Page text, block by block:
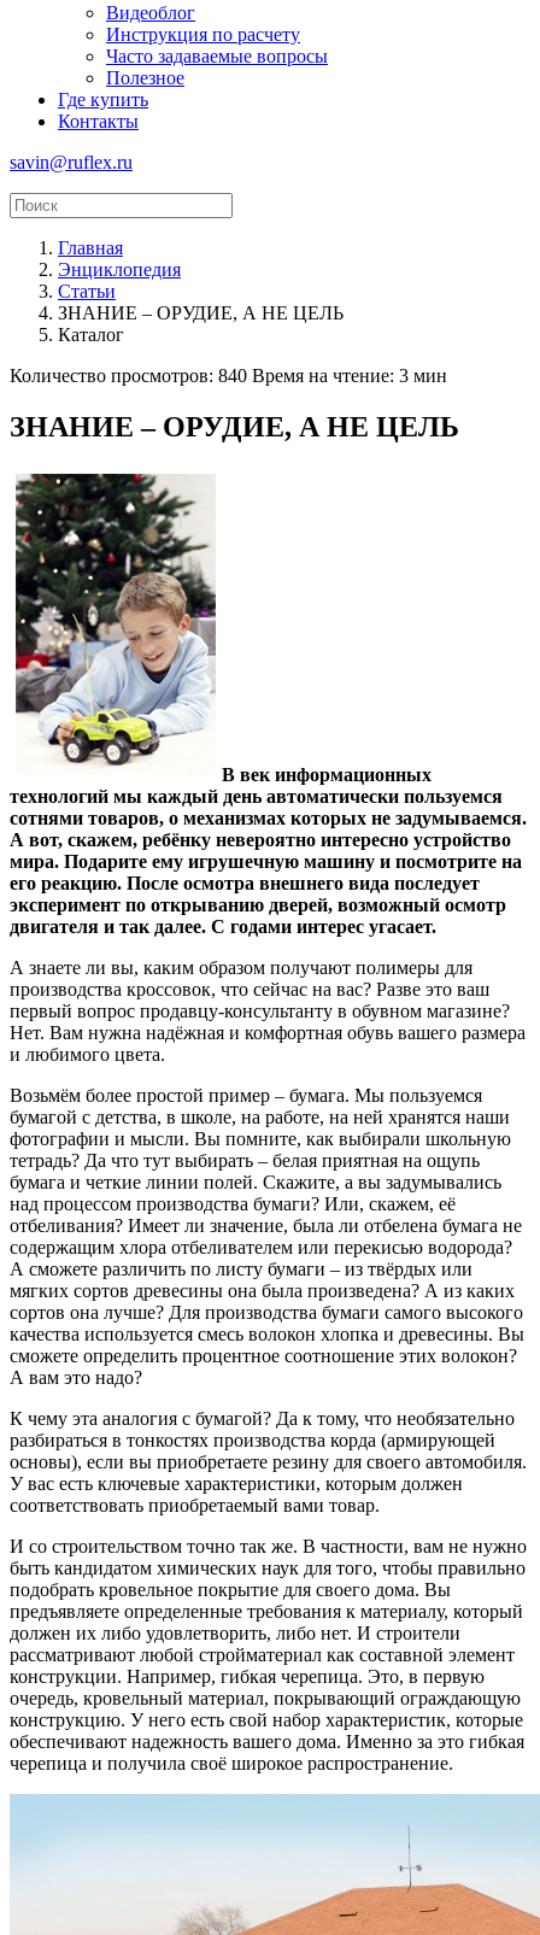
Видеоблог
Инструкция по расчету
Часто задаваемые вопросы
Полезное
Где купить
Контакты
savin@ruflex.ru
Главная
Энциклопедия
Статьи
ЗНАНИЕ – ОРУДИЕ, А НЕ ЦЕЛЬ
Каталог
Количество просмотров: 840 Время на чтение: 3 мин
ЗНАНИЕ – ОРУДИЕ, А НЕ ЦЕЛЬ
В век информационных
технологий мы каждый день автоматически пользуемся
сотнями товаров, о механизмах которых не задумываемся.
А вот, скажем, ребёнку невероятно интересно устройство
мира. Подарите ему игрушечную машину и посмотрите на
его реакцию. После осмотра внешнего вида последует
эксперимент по открыванию дверей, возможный осмотр
двигателя и так далее. С годами интерес угасает.
А знаете ли вы, каким образом получают полимеры для
производства кроссовок, что сейчас на вас? Разве это ваш
первый вопрос продавцу-консультанту в обувном магазине?
Нет. Вам нужна надёжная и комфортная обувь вашего размера
и любимого цвета.
Возьмём более простой пример – бумага. Мы пользуемся
бумагой с детства, в школе, на работе, на ней хранятся наши
фотографии и мысли. Вы помните, как выбирали школьную
тетрадь? Да что тут выбирать – белая приятная на ощупь
бумага и четкие линии полей. Скажите, а вы задумывались
над процессом производства бумаги? Или, скажем, её
отбеливания? Имеет ли значение, была ли отбелена бумага не
содержащим хлора отбеливателем или перекисью водорода?
А сможете различить по листу бумаги – из твёрдых или
мягких сортов древесины она была произведена? А из каких
сортов она лучше? Для производства бумаги самого высокого
качества используется смесь волокон хлопка и древесины. Вы
сможете определить процентное соотношение этих волокон?
А вам это надо?
К чему эта аналогия с бумагой? Да к тому, что необязательно
разбираться в тонкостях производства корда (армирующей
основы), если вы приобретаете резину для своего автомобиля.
У вас есть ключевые характеристики, которым должен
соответствовать приобретаемый вами товар.
И со строительством точно так же. В частности, вам не нужно
быть кандидатом химических наук для того, чтобы правильно
подобрать кровельное покрытие для своего дома. Вы
предъявляете определенные требования к материалу, который
должен их либо удовлетворить, либо нет. И строители
рассматривают любой стройматериал как составной элемент
конструкции. Например, гибкая черепица. Это, в первую
очередь, кровельный материал, покрывающий ограждающую
конструкцию. У него есть свой набор характеристик, которые
обеспечивают надежность вашего дома. Именно за это гибкая
черепица и получила своё широкое распространение.